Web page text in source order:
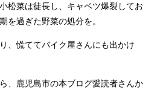
松菜は徒長し、キャベツ爆裂してお
を過ぎた野菜の処分を。
、慌ててバイク屋さんにも出かけ
、鹿児島市の本ブログ愛読者さんか